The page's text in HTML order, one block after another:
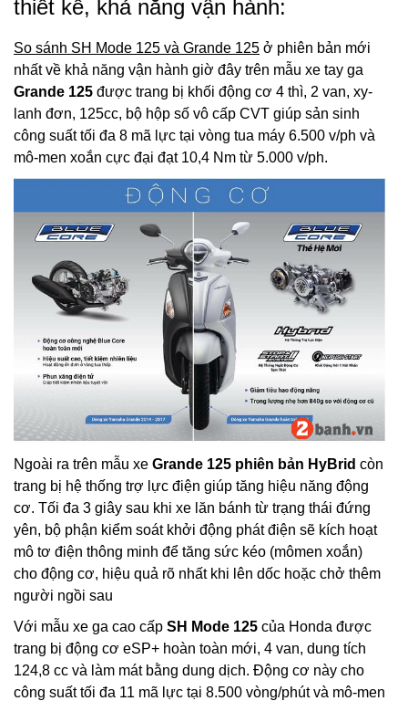
thiết kế, khả năng vận hành:
So sánh SH Mode 125 và Grande 125 ở phiên bản mới
nhất về khả năng vận hành giờ đây trên mẫu xe tay ga
Grande 125 được trang bị khối động cơ 4 thì, 2 van, xy-
lanh đơn, 125cc, bộ hộp số vô cấp CVT giúp sản sinh
công suất tối đa 8 mã lực tại vòng tua máy 6.500 v/ph và
mô-men xoắn cực đại đạt 10,4 Nm từ 5.000 v/ph.
Ngoài ra trên mẫu xe Grande 125 phiên bản HyBrid còn
trang bị hệ thống trợ lực điện giúp tăng hiệu năng động
cơ. Tối đa 3 giây sau khi xe lăn bánh từ trạng thái đứng
yên, bộ phận kiểm soát khởi động phát điện sẽ kích hoạt
mô tơ điện thông minh để tăng sức kéo (mômen xoắn)
cho động cơ, hiệu quả rõ nhất khi lên dốc hoặc chở thêm
người ngồi sau
Với mẫu xe ga cao cấp SH Mode 125 của Honda được
trang bị động cơ eSP+ hoàn toàn mới, 4 van, dung tích
124,8 cc và làm mát bằng dung dịch. Động cơ này cho
công suất tối đa 11 mã lực tại 8.500 vòng/phút và mô-men